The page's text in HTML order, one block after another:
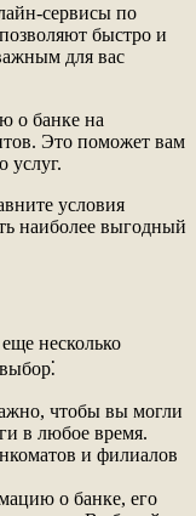
сервисы по
быстро и
для вас
о банке на
Это поможет вам
услуг.
условия
наиболее выгодный
несколько
чтобы вы могли
в любое время.
и филиалов
о банке, его